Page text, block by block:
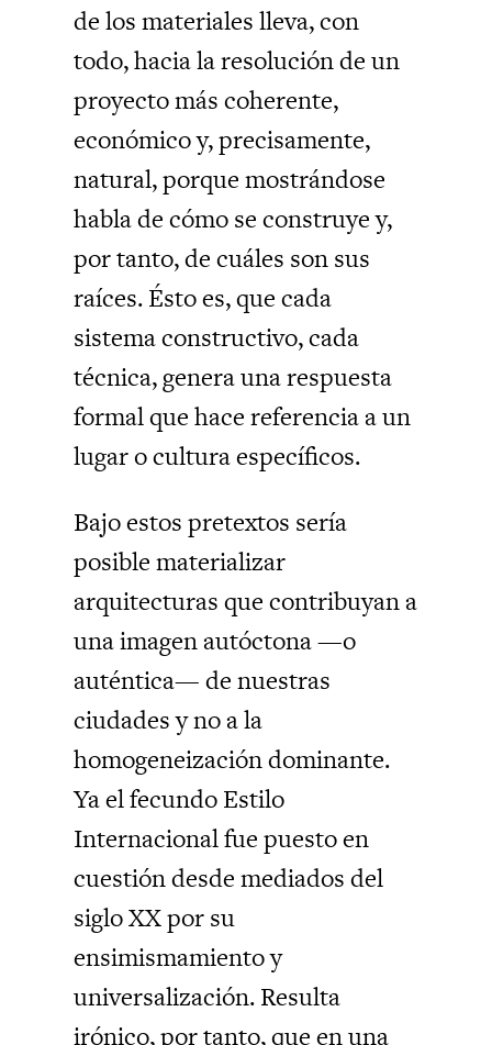
de los materiales lleva, con
todo, hacia la resolución de un
proyecto más coherente,
económico y, precisamente,
natural, porque mostrándose
habla de cómo se construye y,
por tanto, de cuáles son sus
raíces. Ésto es, que cada
sistema constructivo, cada
técnica, genera una respuesta
formal que hace referencia a un
lugar o cultura específicos.
Bajo estos pretextos sería
posible materializar
arquitecturas que contribuyan a
una imagen autóctona —o
auténtica— de nuestras
ciudades y no a la
homogeneización dominante.
Ya el fecundo Estilo
Internacional fue puesto en
cuestión desde mediados del
siglo XX por su
ensimismamiento y
universalización. Resulta
irónico, por tanto, que en una